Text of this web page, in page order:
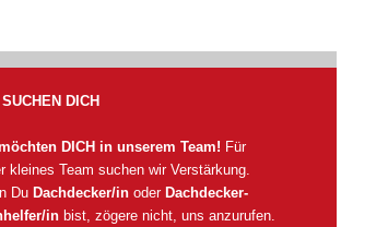
DICH
DICH in unserem Team! Für
kleines Team suchen wir Verstärkung.
Du Dachdecker/in oder Dachdecker-
in bist, zögere nicht, uns anzurufen.